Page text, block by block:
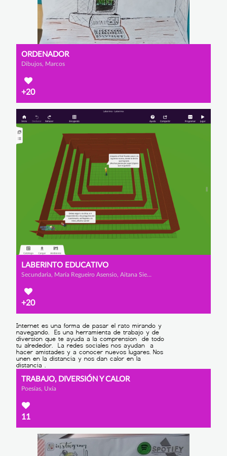
ORDENADOR
Dibujos, Marcos
+20
LABERINTO EDUCATIVO
Secundaria, María Regueiro Asensio, Aitana Sierra Ferreiro y Ana Regueiro Asensio
+20
TRABAJO, DIVERSIÓN Y CALOR
Poesías, Uxía
11